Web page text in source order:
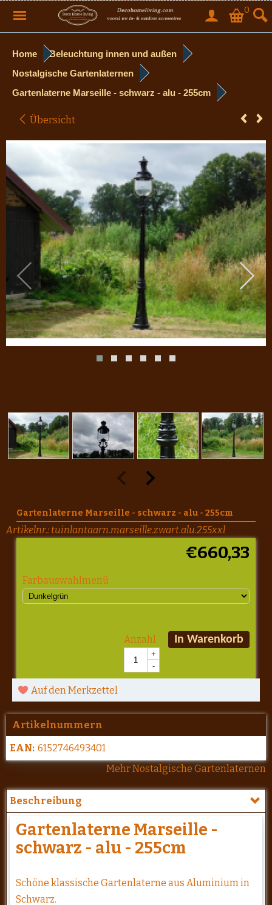
0
Home
Beleuchtung innen und außen
Nostalgische Gartenlaternen
Gartenlaterne Marseille - schwarz - alu - 255cm
Übersicht
Gartenlaterne Marseille - schwarz - alu - 255cm
Artikelnr.: tuinlantaarn.marseille.zwart.alu.255xxl
€660,33
Farbauswahlmenü
Anzahl
+
-
In Warenkorb
Auf den Merkzettel
Artikelnummern
EAN: 6152746493401
Mehr Nostalgische Gartenlaternen
Beschreibung
Gartenlaterne Marseille -
schwarz - alu - 255cm
Schöne klassische Gartenlaterne aus Aluminium in
Schwarz.